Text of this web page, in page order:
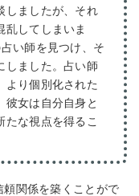
しましたが、それ
乱してしまいま
い師を見つけ、そ
しました。占い師
より個別化された
彼女は自分自身と
たな視点を得るこ
関係を築くことがで